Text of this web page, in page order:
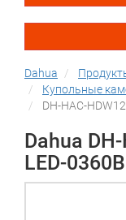
Dahua
Купольные
DH-HAC-
Dahua
LED-0360B